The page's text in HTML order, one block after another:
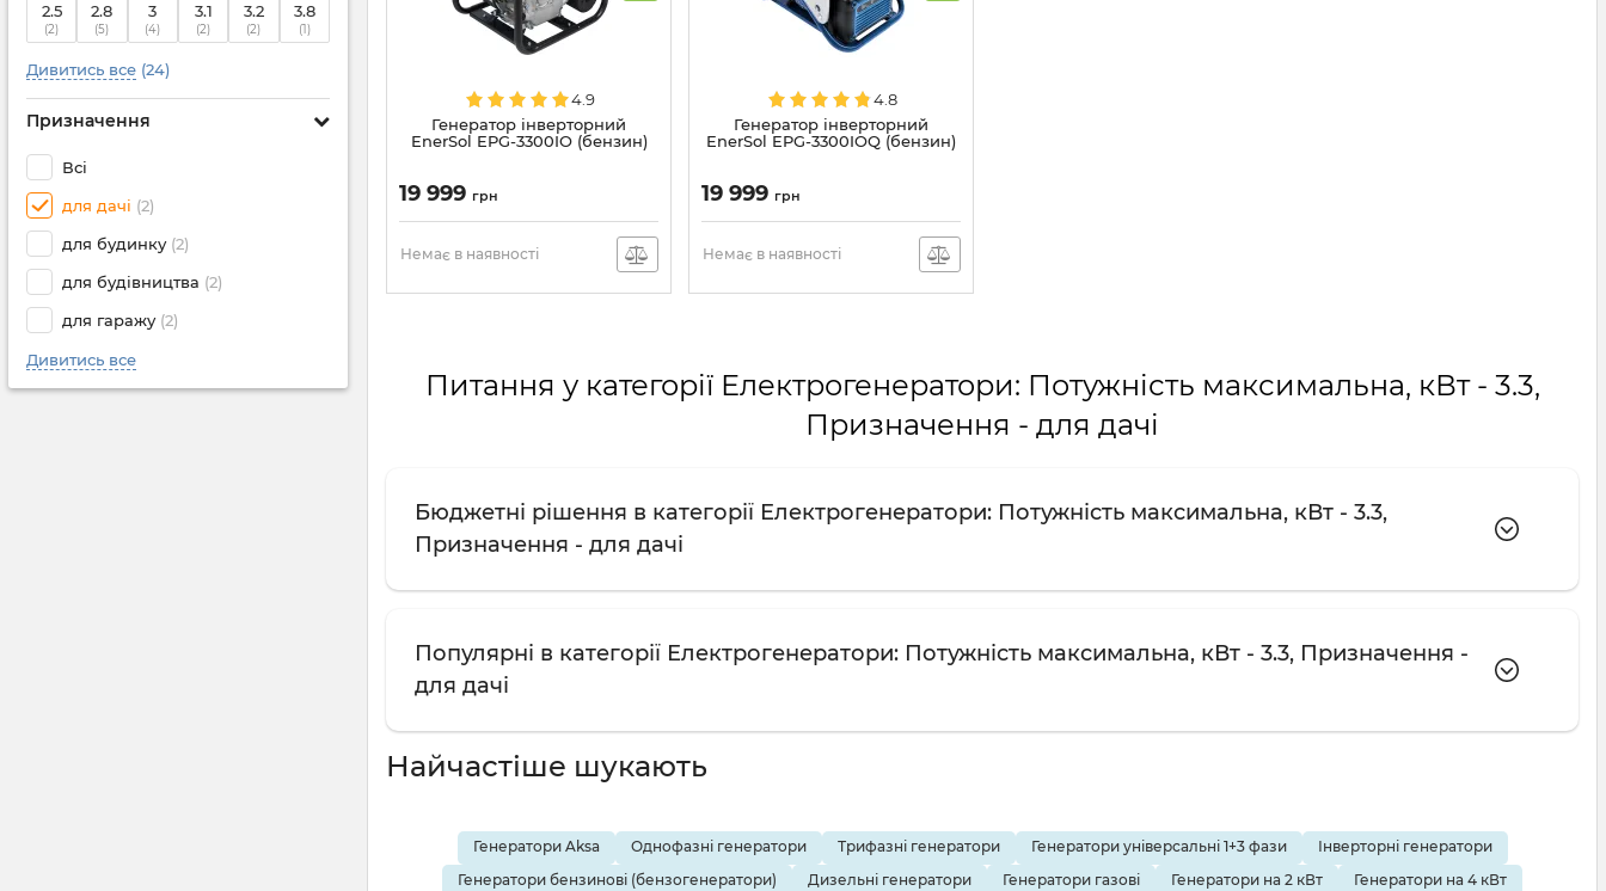
2.5
(2)
2.8
(5)
3
(4)
3.1
(2)
3.2
(2)
3.8
(1)
Дивитись все (24)
Призначення
Всі
для дачі (2)
для будинку (2)
для будівництва (2)
для гаражу (2)
Дивитись все
4.9
Генератор інверторний
EnerSol EPG-3300IO (бензин)
19 999 грн
Немає в наявності
4.8
Генератор інверторний
EnerSol EPG-3300IOQ (бензин)
19 999 грн
Немає в наявності
Питання у категорії Електрогенератори: Потужність максимальна, кВт - 3.3,
Призначення - для дачі
Бюджетні рішення в категорії Електрогенератори: Потужність максимальна, кВт - 3.3,
Призначення - для дачі
Популярні в категорії Електрогенератори: Потужність максимальна, кВт - 3.3, Призначення -
для дачі
Найчастіше шукають
Генератори Aksa Однофазні генератори Трифазні генератори Генератори універсальні 1+3 фази
Інверторні генератори
Генератори бензинові (бензогенератори)
Дизельні генератори Генератори газові Генератори на 2 кВт
Генератори на 4 кВт